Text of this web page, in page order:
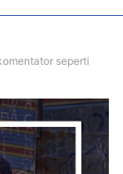
seperti